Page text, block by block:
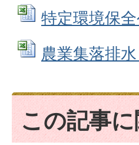
特定環境保
農業集落排
この記事